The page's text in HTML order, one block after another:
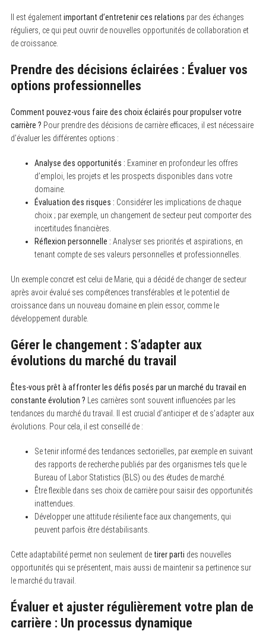
Il est égalementimportant d’entretenir ces relations par des échanges
réguliers, ce qui peut ouvrir de nouvelles opportunités de collaboration et
de croissance.
Prendre des décisions éclairées : Évaluer vos
options professionnelles
Comment pouvez-vous faire des choix éclairés pour propulser votre
carrière ? Pour prendre des décisions de carrière efficaces, il est nécessaire
d’évaluer les différentes options :
Analyse des opportunités : Examiner en profondeur les offres
d’emploi, les projets et les prospects disponibles dans votre
domaine.
Évaluation des risques : Considérer les implications de chaque
choix ; par exemple, un changement de secteur peut comporter des
incertitudes financières.
Réflexion personnelle : Analyser ses priorités et aspirations, en
tenant compte de ses valeurs personnelles et professionnelles.
Un exemple concret est celui de Marie, qui a décidé de changer de secteur
après avoir évalué ses compétences transférables et le potentiel de
croissance dans un nouveau domaine en plein essor, comme le
développement durable.
Gérer le changement : S’adapter aux
évolutions du marché du travail
Êtes-vous prêt à affronter les défis posés par un marché du travail en
constante évolution ? Les carrières sont souvent influencées par les
tendances du marché du travail. Il est crucial d’anticiper et de s’adapter aux
évolutions. Pour cela, il est conseillé de :
Se tenir informé des tendances sectorielles, par exemple en suivant
des rapports de recherche publiés par des organismes tels que le
Bureau of Labor Statistics (BLS) ou des études de marché.
Être flexible dans ses choix de carrière pour saisir des opportunités
inattendues.
Développer une attitude résiliente face aux changements, qui
peuvent parfois être déstabilisants.
Cette adaptabilité permet non seulement de tirer parti des nouvelles
opportunités qui se présentent, mais aussi de maintenir sa pertinence sur
le marché du travail.
Évaluer et ajuster régulièrement votre plan de
carrière : Un processus dynamique